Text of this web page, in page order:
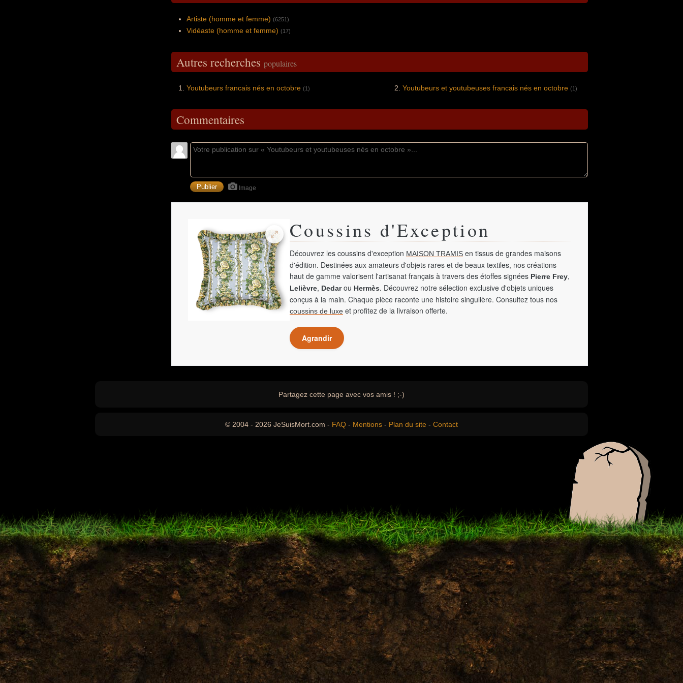
Artiste (homme et femme) (6251)
Vidéaste (homme et femme) (17)
Autres recherches populaires
Youtubeurs francais nés en octobre (1) Youtubeurs et youtubeuses francais nés en octobre (1)
Commentaires
Image
Coussins d'Exception
Découvrez les coussins d'exception MAISON TRAMIS en tissus de grandes maisons
d'édition. Destinées aux amateurs d'objets rares et de beaux textiles, nos créations
haut de gamme valorisent l'artisanat français à travers des étoffes signées Pierre Frey,
Lelièvre, Dedarou Hermès. Découvrez notre sélection exclusive d'objets uniques
conçus à la main. Chaque pièce raconte une histoire singulière. Consultez tous nos
coussins de luxe et profitez de la livraison offerte.
Agrandir
Partagez cette page avec vos amis ! ;-)
© 2004 - 2026 JeSuisMort.com - FAQ - Mentions - Plan du site - Contact